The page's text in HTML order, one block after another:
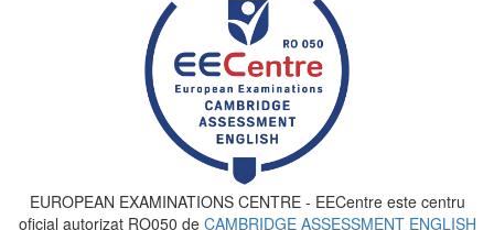
EUROPEAN EXAMINATIONS CENTRE - EECentre este centru
oficial autorizat RO050 de CAMBRIDGE ASSESSMENT ENGLISH